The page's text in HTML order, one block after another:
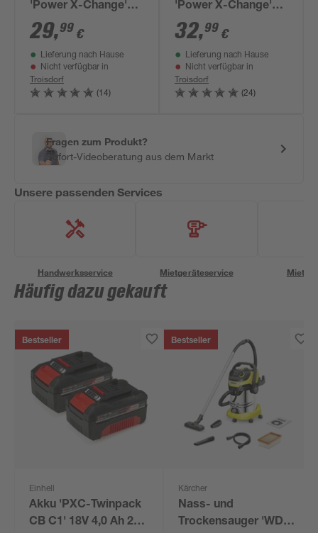
'Power X-Change'
Ladegerät und Akku
18 V 2,5 Ah
29,99 €
Lieferung nach Hause
Nicht verfügbar in
Troisdorf
(14)
'Power X-Change'
Ladegerät und Akku
18 V, 4,0 Ah
32,99 €
Lieferung nach Hause
Nicht verfügbar in
Troisdorf
(24)
Fragen zum Produkt?
Sofort-Videoberatung aus dem Markt
Unsere passenden Services
Handwerksservice Mietgeräteservice
Häufig dazu gekauft
Bestseller
Einhell
Akku 'PXC-Twinpack
CB C1' 18V 4,0 Ah 2
Bestseller
Kärcher
Nass- und
Trockensauger 'WD 6